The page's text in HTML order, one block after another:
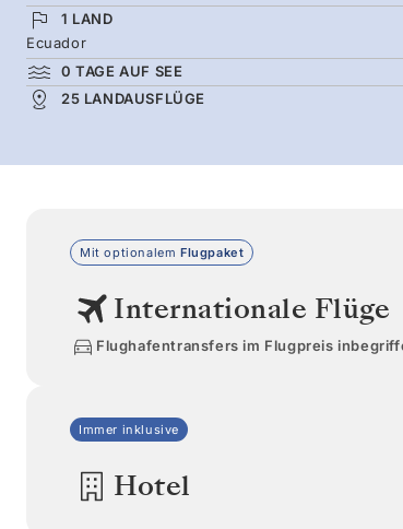
1 LAND
Ecuador
0 TAGE AUF SEE
25 LANDAUSFLÜGE
Mit optionalem Flugpaket
Internationale Flüge
Flughafentransfers im Flugpreis
Immer inklusive
Hotel